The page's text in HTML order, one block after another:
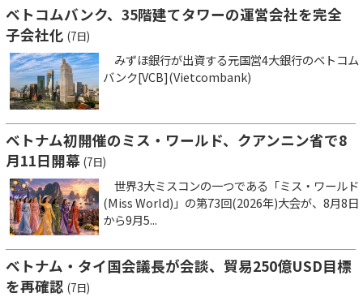
ベトコムバンク、35階建てタワーの運営会社を完全
子会社化 (7日)
みずほ銀行が出資する元国営4大銀行のベトコム
バンク[VCB](Vietcombank)
ベトナム初開催のミス・ワールド、クアンニン省で8
月11日開幕 (7日)
世界3大ミスコンの一つである「ミス・ワールド
(Miss World)」の第73回(2026年)大会が、8月8日
から9月5...
ベトナム・タイ国会議長が会談、貿易250億USD目標
を再確認 (7日)